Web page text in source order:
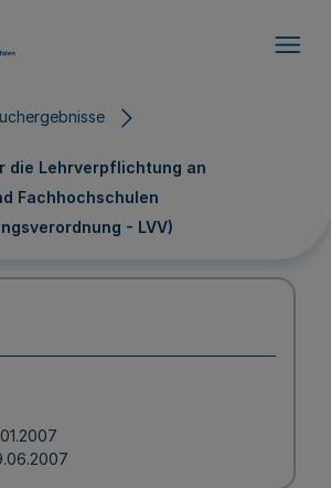
die Lehrverpflichtung an
Fachhochschulen
- LVV)